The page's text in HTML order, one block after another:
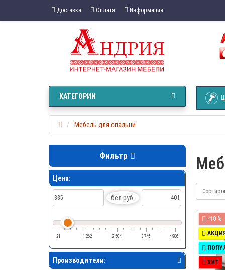
Доставка Оплата Информация
КАТЕГОРИИ
Мебель для спальни
Фильтр
Цена:
бел.руб.
21 1 262 2 504 3 745 4 986
Производители:
-10 %
ХИТ